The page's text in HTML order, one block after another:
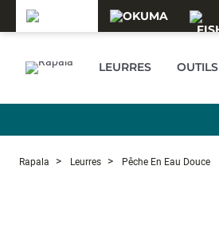
LEURRES OUTILS
Rapala Leurres Pêche En Eau Douce